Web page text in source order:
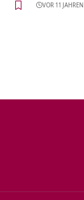
VOR 11 JAHREN